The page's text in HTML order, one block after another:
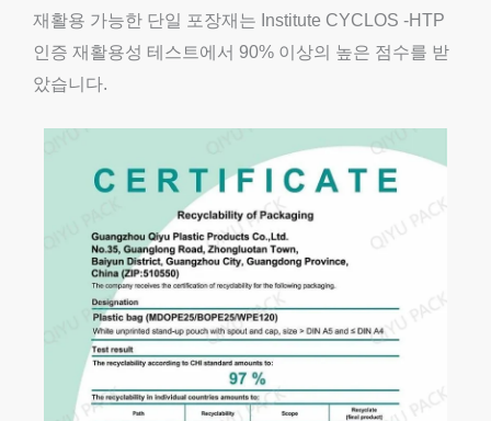
재활용 가능한 단일 포장재는 Institute CYCLOS -HTP
인증 재활용성 테스트에서 90% 이상의 높은 점수를 받
았습니다.